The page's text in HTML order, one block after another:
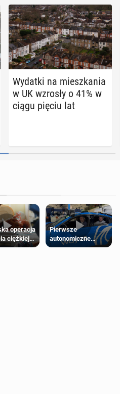
Wydatki na miesz­ka­nia
w UK wzrosły o 41% w
ciągu pięciu lat
operacja
ciężkiej
Pierwsze
autonomiczne
Ubery pojawią się